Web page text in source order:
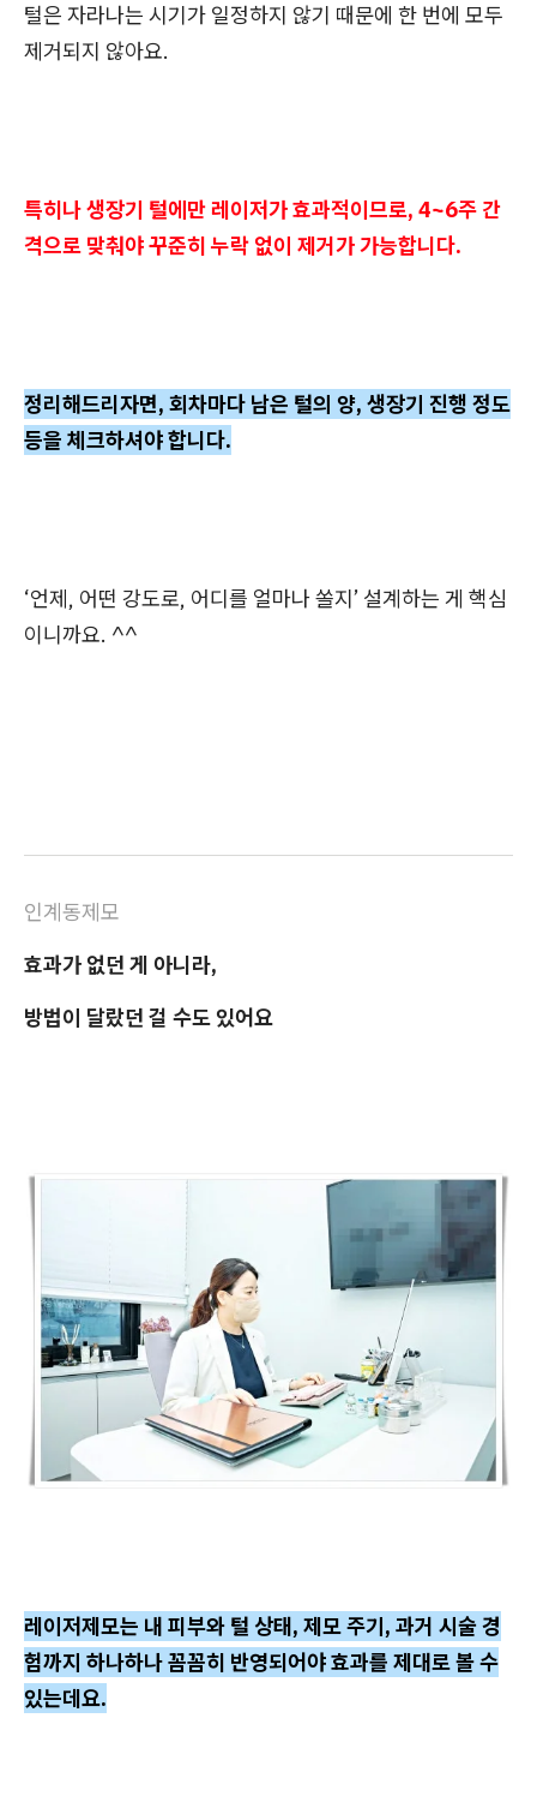
털은 자라나는 시기가 일정하지 않기 때문에 한 번에 모두
제거되지 않아요.
특히나 생장기 털에만 레이저가 효과적이므로, 4~6주 간
격으로 맞춰야 꾸준히 누락 없이 제거가 가능합니다.
정리해드리자면, 회차마다 남은 털의 양, 생장기 진행 정도
등을 체크하셔야 합니다.
‘언제, 어떤 강도로, 어디를 얼마나 쏠지’ 설계하는 게 핵심
이니까요. ^^
인계동제모
효과가 없던 게 아니라,
방법이 달랐던 걸 수도 있어요
레이저제모는 내 피부와 털 상태, 제모 주기, 과거 시술 경
험까지 하나하나 꼼꼼히 반영되어야 효과를 제대로 볼 수
있는데요.